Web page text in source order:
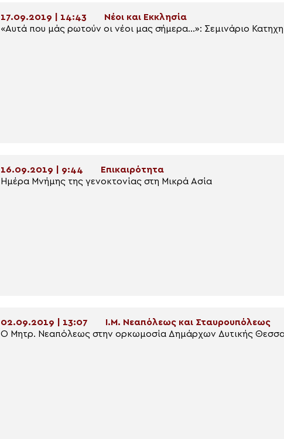
17.09.2019 | 14:43
Νέοι και Εκκλησία
«Αυτά που μάς ρωτούν οι νέοι μας σήμερα…»: Σεμινάριο
16.09.2019 | 9:44
Επικαιρότητα
Ημέρα Μνήμης της γενοκτονίας στη Μικρά Ασία
02.09.2019 | 13:07
Ι.Μ. Νεαπόλεως και Σταυρουπόλεως
Ο Μητρ. Νεαπόλεως στην ορκωμοσία Δημάρχων Δυτικής